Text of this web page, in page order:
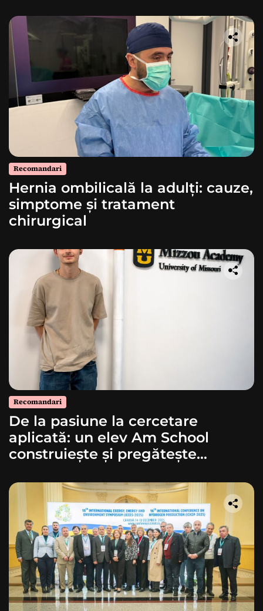
Recomandari
Hernia ombilicală la adulți: cauze,
simptome și tratament
chirurgical
Recomandari
De la pasiune la cercetare
aplicată: un elev Am School
construiește și pregătește